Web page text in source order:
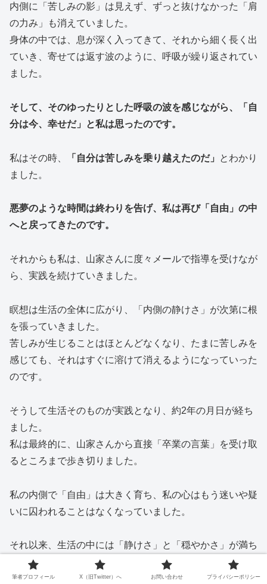
内側に「苦しみの影」は見えず、ずっと抜けなかった「肩
の力み」も消えていました。
身体の中では、息が深く入ってきて、それから細く長く出
ていき、寄せては返す波のように、呼吸が繰り返されてい
ました。
そして、そのゆったりとした呼吸の波を感じながら、「自
分は今、幸せだ」と私は思ったのです。
私はその時、 「自分は苦しみを乗り越えたのだ」
とわかり
ました。
悪夢のような時間は終わりを告げ、私は再び「自由」の中
へと戻ってきたのです。
それからも私は、山家さんに度々メールで指導を受けなが
ら、実践を続けていきました。
瞑想は生活の全体に広がり、「内側の静けさ」が次第に根
を張っていきました。
苦しみが生じることはほとんどなくなり、たまに苦しみを
感じても、それはすぐに溶けて消えるようになっていった
のです。
そうして生活そのものが実践となり、約2年の月日が経ち
ました。
私は最終的に、山家さんから直接「卒業の言葉」を受け取
るところまで歩き切りました。
私の内側で「自由」は大きく育ち、私の心はもう迷いや疑
いに囚われることはなくなっていました。
それ以来、生活の中には「静けさ」と「穏やかさ」が満ち
ており、胸にはいつも「心地よい幸福感」があります。
筆者プロフィール X（旧Twitter）へ お問い合わせ プライバシーポリシー